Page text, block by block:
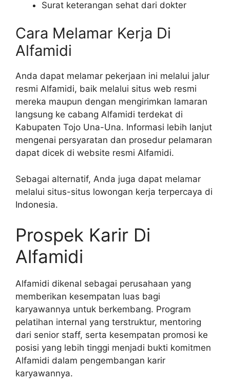
Surat keterangan sehat dari dokter
Cara Melamar Kerja Di
Alfamidi
Anda dapat melamar pekerjaan ini melalui jalur
resmi Alfamidi, baik melalui situs web resmi
mereka maupun dengan mengirimkan lamaran
langsung ke cabang Alfamidi terdekat di
Kabupaten Tojo Una-Una. Informasi lebih lanjut
mengenai persyaratan dan prosedur pelamaran
dapat dicek di website resmi Alfamidi.
Sebagai alternatif, Anda juga dapat melamar
melalui situs-situs lowongan kerja terpercaya di
Indonesia.
Prospek Karir Di
Alfamidi
Alfamidi dikenal sebagai perusahaan yang
memberikan kesempatan luas bagi
karyawannya untuk berkembang. Program
pelatihan internal yang terstruktur, mentoring
dari senior staff, serta kesempatan promosi ke
posisi yang lebih tinggi menjadi bukti komitmen
Alfamidi dalam pengembangan karir
karyawannya.